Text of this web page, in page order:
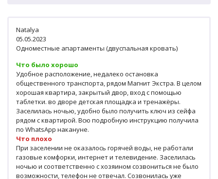
Natalya
05.05.2023
Одноместные апартаменты (двуспальная кровать)
Что было хорошо
Удобное расположение, недалеко остановка
общественного транспорта, рядом Магнит Экстра. В целом
хорошая квартира, закрытый двор, вход с помощью
таблетки. во дворе детская площадка и тренажёры.
Заселилась ночью, удобно было получить ключ из сейфа
рядом с квартирой. Всю подробную инструкцию получила
по WhatsApp накануне.
Что плохо
При заселении не оказалось горячей воды, не работали
газовые комфорки, интернет и телевидение. Заселилась
ночью и соответственно с хозяином созвониться не было
возможности, телефон не отвечал. Созвонилась уже